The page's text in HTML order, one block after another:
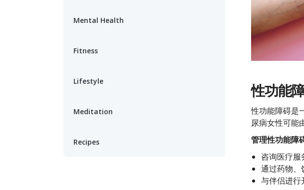
Mental Health
Fitness
Lifestyle
Meditation
Recipes
性功能
性功能障碍是
尿病女性可能
管理性功能障
咨询医疗服
通过药物、
与伴侣进行